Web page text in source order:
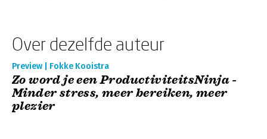
Over dezelfde auteur
Preview | Fokke Kooistra
Zo word je een ProductiviteitsNinja -
Minder stress, meer bereiken, meer
plezier